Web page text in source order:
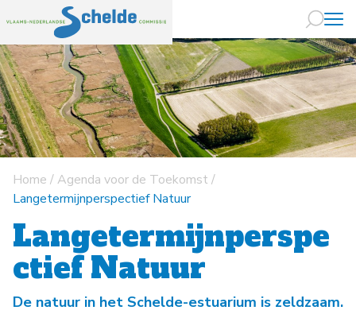
Naar
Home /Agenda voor de Toekomst /
Langetermijnperspectief Natuur
Langetermijnperspe
ctief Natuur
De natuur in het Schelde-estuarium is zeldzaam.